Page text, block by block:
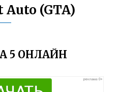
Auto (GTA)
5 ОНЛАЙН